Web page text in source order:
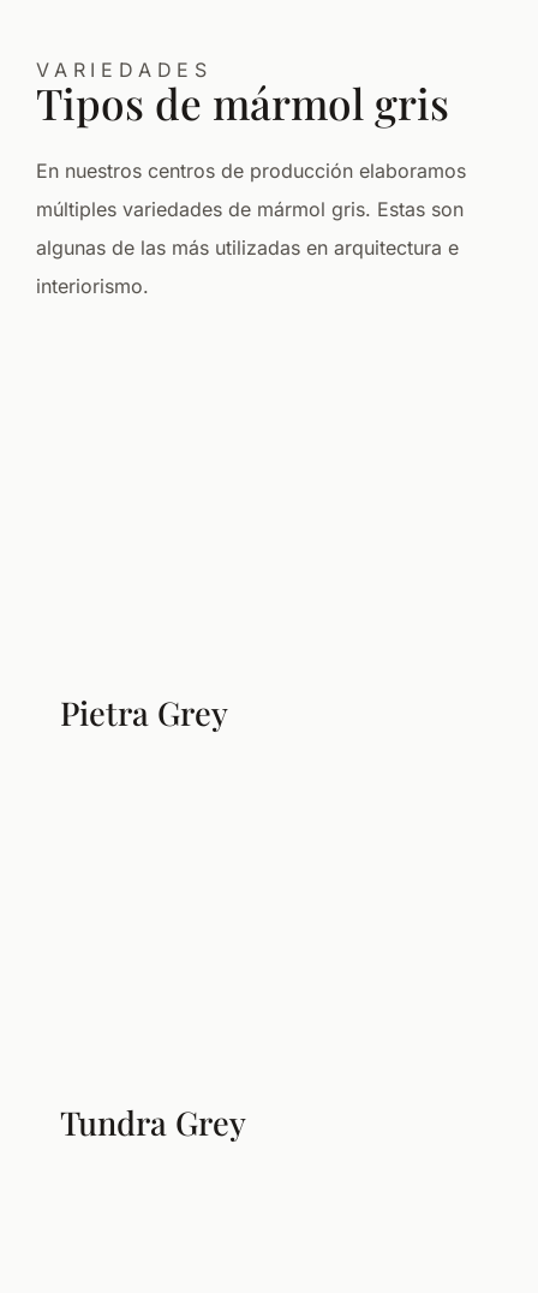
VARIEDADES
Tipos de mármol gris
En nuestros centros de producción elaboramos
múltiples variedades de mármol gris. Estas son
algunas de las más utilizadas en arquitectura e
interiorismo.
Pietra Grey
Tundra Grey